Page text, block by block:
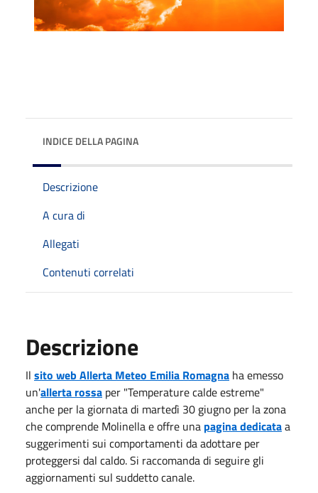
INDICE DELLA PAGINA
Descrizione
A cura di
Allegati
Contenuti correlati
Descrizione
Il sito web Allerta Meteo Emilia Romagna ha emesso
un'allerta rossa per "Temperature calde estreme"
anche per la giornata di martedì 30 giugno per la zona
che comprende Molinella e offre una pagina dedicataa
suggerimenti sui comportamenti da adottare per
proteggersi dal caldo. Si raccomanda di seguire gli
aggiornamenti sul suddetto canale.